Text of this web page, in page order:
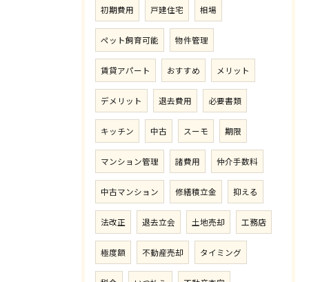
初期費用 戸建住宅 相場
ペット飼育可能 物件管理
賃貸アパート おすすめ メリット
デメリット 退去費用 必要書類
キッチン 中古 スーモ 期限
マンション管理 諸費用 仲介手数料
中古マンション 修繕積立金 抑える
法改正 退去立会 土地売却 工務店
極度額 不動産売却 タイミング